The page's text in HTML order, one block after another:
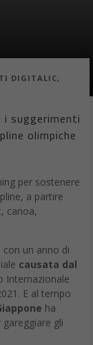
DIGITALIC,
suggerimenti
olimpiche
per sostenere
a partire
canoa,
con un anno di
causata dal
Internazionale
E al tempo
ha
gli